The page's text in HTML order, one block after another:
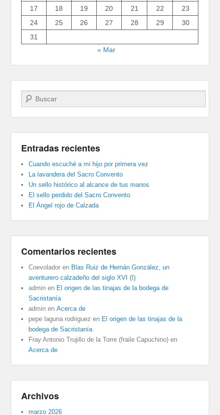
17
18 19 20 21 22
23
24
25 26 27 28 29
30
31
« Mar
Buscar
Entradas recientes
Cuando escuché a mi hijo por primera vez
La lavandera del Sacro Convento
Un sello histórico al alcance de tus manos
El sello perdido del Sacro Convento
El Ángel rojo de Calzada
Comentarios recientes
Coevolador en Blas Ruiz de Hernán González, un
aventurero calzadeño del siglo XVI (I)
admin en El origen de las tinajas de la bodega de
Sacristanía
admin enAcerca de
pepe laguna rodriguez en El origen de las tinajas de la
bodega de Sacristanía
Fray Antonio Trujillo de la Torre (fraile Capuchino) en
Acerca de
Archivos
marzo 2026